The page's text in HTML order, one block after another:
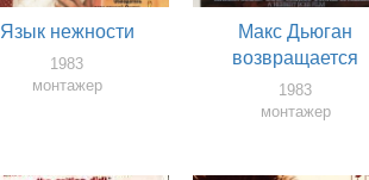
Язык нежности
1983
монтажер
Макс Дьюган
возвращается
1983
монтажер